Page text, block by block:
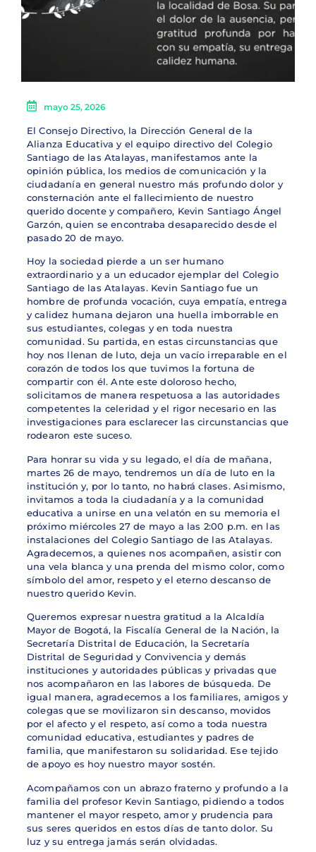
mayo 25, 2026
El Consejo Directivo, la Dirección General de la
Alianza Educativa y el equipo directivo del Colegio
Santiago de las Atalayas, manifestamos ante la
opinión pública, los medios de comunicación y la
ciudadanía en general nuestro más profundo dolor y
consternación ante el fallecimiento de nuestro
querido docente y compañero, Kevin Santiago Ángel
Garzón, quien se encontraba desaparecido desde el
pasado 20 de mayo.
Hoy la sociedad pierde a un ser humano
extraordinario y a un educador ejemplar del Colegio
Santiago de las Atalayas. Kevin Santiago fue un
hombre de profunda vocación, cuya empatía, entrega
y calidez humana dejaron una huella imborrable en
sus estudiantes, colegas y en toda nuestra
comunidad. Su partida, en estas circunstancias que
hoy nos llenan de luto, deja un vacío irreparable en el
corazón de todos los que tuvimos la fortuna de
compartir con él. Ante este doloroso hecho,
solicitamos de manera respetuosa a las autoridades
competentes la celeridad y el rigor necesario en las
investigaciones para esclarecer las circunstancias que
rodearon este suceso.
Para honrar su vida y su legado, el día de mañana,
martes 26 de mayo, tendremos un día de luto en la
institución y, por lo tanto, no habrá clases. Asimismo,
invitamos a toda la ciudadanía y a la comunidad
educativa a unirse en una velatón en su memoria el
próximo miércoles 27 de mayo a las 2:00 p.m. en las
instalaciones del Colegio Santiago de las Atalayas.
Agradecemos, a quienes nos acompañen, asistir con
una vela blanca y una prenda del mismo color, como
símbolo del amor, respeto y el eterno descanso de
nuestro querido Kevin.
Queremos expresar nuestra gratitud a la Alcaldía
Mayor de Bogotá, la Fiscalía General de la Nación, la
Secretaría Distrital de Educación, la Secretaría
Distrital de Seguridad y Convivencia y demás
instituciones y autoridades públicas y privadas que
nos acompañaron en las labores de búsqueda. De
igual manera, agradecemos a los familiares, amigos y
colegas que se movilizaron sin descanso, movidos
por el afecto y el respeto, así como a toda nuestra
comunidad educativa, estudiantes y padres de
familia, que manifestaron su solidaridad. Ese tejido
de apoyo es hoy nuestro mayor sostén.
Acompañamos con un abrazo fraterno y profundo a la
familia del profesor Kevin Santiago, pidiendo a todos
mantener el mayor respeto, amor y prudencia para
sus seres queridos en estos días de tanto dolor. Su
luz y su entrega jamás serán olvidadas.